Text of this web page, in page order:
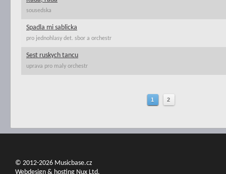
sousedska
Spadla mi sablicka
pro jednohlasy det. sbor a orchestr
Sest ruskych tancu
uprava pro maly orchestr
1 2
© 2012-2026 Musicbase.cz
Webdesign & hosting Nux Ltd.